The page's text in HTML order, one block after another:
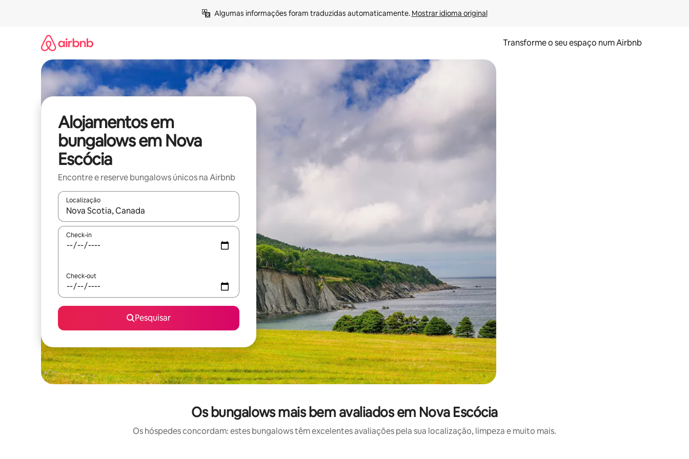
Algumas informações foram traduzidas automaticamente. Mostrar idioma original
Transforme o seu espaço num Airbnb
Alojamentos em
bungalows em Nova
Escócia
Encontre e reserve bungalows únicos na Airbnb
Localização
Quando os resultados estiverem disponíveis, navegue com as teclas de seta para cima e para baixo ou explore com gestos de toque ou deslize.
Check-in
Check-out
Pesquisar
Os bungalows mais bem avaliados em Nova Escócia
Os hóspedes concordam: estes bungalows têm excelentes avaliações pela sua localização, limpeza e muito mais.